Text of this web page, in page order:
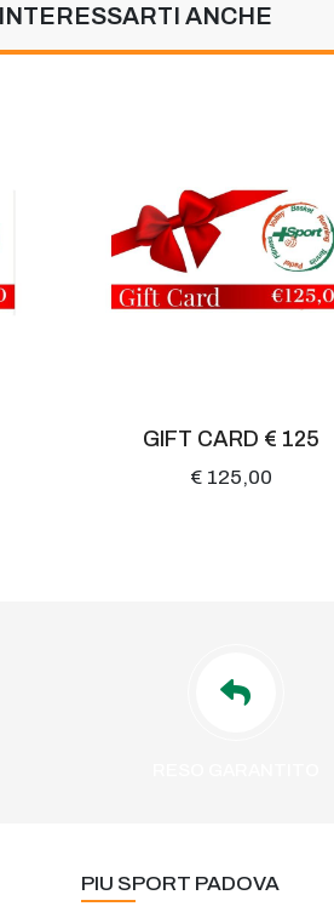
ANCHE
GIFT CARD € 125
€ 125,00
PIU SPORT PADOVA